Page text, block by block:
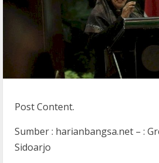
Post Content.
Sumber : harianbangsa.net – :
Sidoarjo